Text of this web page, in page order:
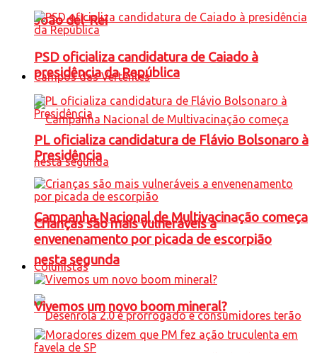
João del-Rei
Campos das Vertentes
Campanha Nacional de Multivacinação começa
nesta segunda
PSD oficializa candidatura de Caiado à
presidência da República
PL oficializa candidatura de Flávio Bolsonaro à
Presidência
Crianças são mais vulneráveis a
envenenamento por picada de escorpião
Colunistas
Vivemos um novo boom mineral?